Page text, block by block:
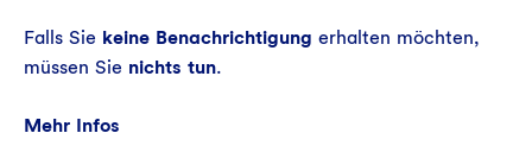
Falls Sie keine Benachrichtigung erhalten möchten,
müssen Sie nichts tun.
Mehr Infos